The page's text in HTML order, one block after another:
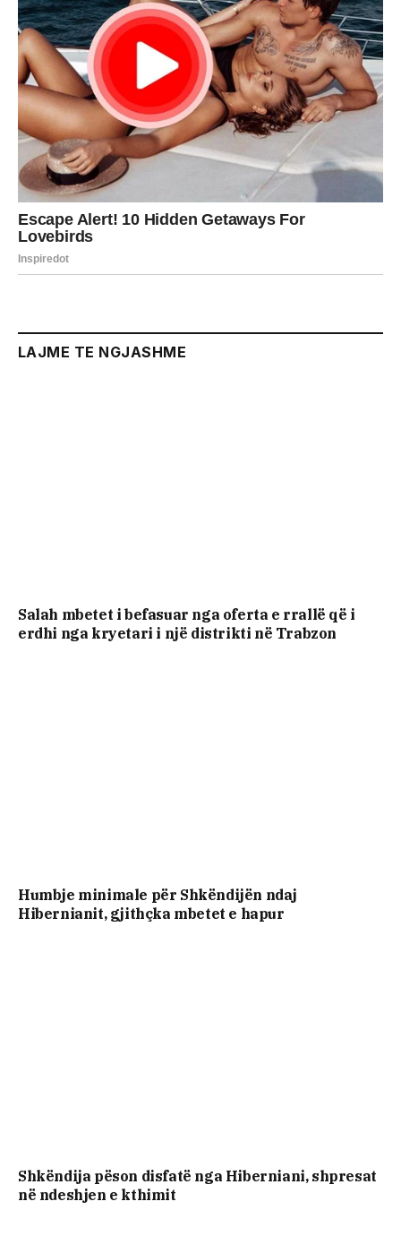
LAJME TE NGJASHME
Salah mbetet i befasuar nga oferta e rrallë që i
erdhi nga kryetari i një distrikti në Trabzon
Humbje minimale për Shkëndijën ndaj
Hibernianit, gjithçka mbetet e hapur
Shkëndija pëson disfatë nga Hiberniani, shpresat
në ndeshjen e kthimit